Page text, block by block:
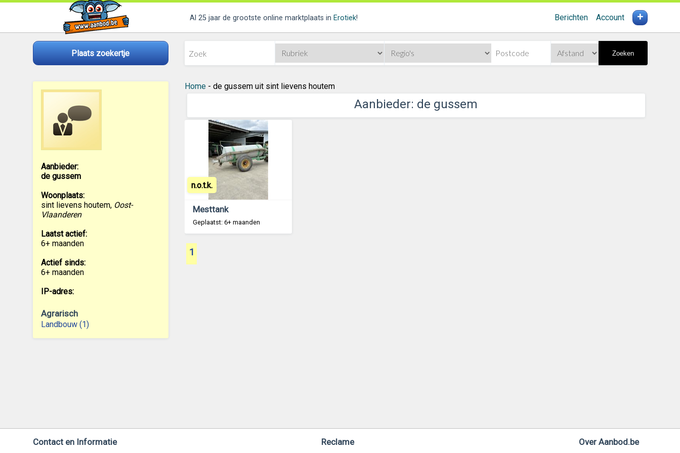
Al 25 jaar de grootste online marktplaats in Erotiek! Berichten Account +
Plaats zoekertje Zoeken
Aanbieder:
de gussem
Woonplaats:
sint lievens houtem, Oost-
Vlaanderen
Laatst actief:
6+ maanden
Actief sinds:
6+ maanden
IP-adres:
Agrarisch
Landbouw (1)
Home- de gussem uit sint lievens houtem
Aanbieder: de gussem
Mesttank
Geplaatst: 6+ maanden
n.o.t.k.
1
Contact en Informatie Reclame Over Aanbod.be